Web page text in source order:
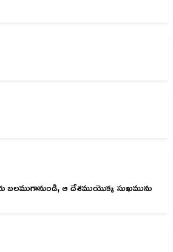
బలముగానుండి, ఆ దేశముయొక్క సుఖమును